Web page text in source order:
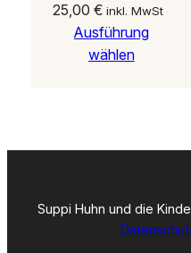
25,00 € inkl. MwSt
Ausführung
wählen
Suppi Huhn und die